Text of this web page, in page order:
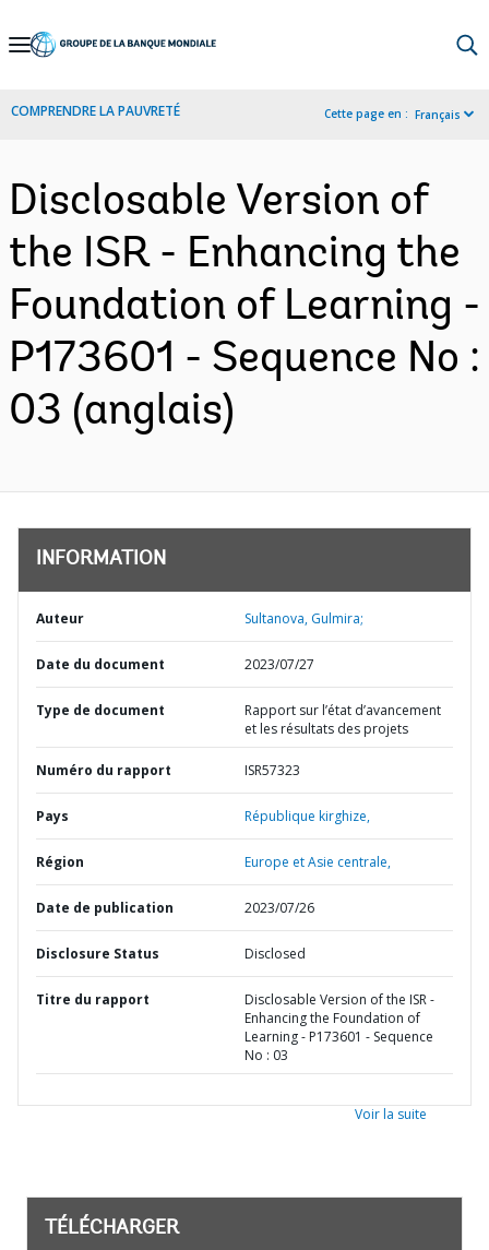
Skip
Navigation
COMPRENDRE LA PAUVRETÉ Cette page en : Français
Disclosable Version of
the ISR - Enhancing the
Foundation of Learning -
P173601 - Sequence No :
03 (anglais)
INFORMATION
Auteur Sultanova, Gulmira;
Date du document 2023/07/27
Type de document
Rapport sur l’état d’avancement
et les résultats des projets
Numéro du rapport ISR57323
Pays République kirghize,
Région Europe et Asie centrale,
Date de publication 2023/07/26
Disclosure Status Disclosed
Titre du rapport
Disclosable Version of the ISR -
Enhancing the Foundation of
Learning - P173601 - Sequence
No : 03
Voir la suite
TÉLÉCHARGER